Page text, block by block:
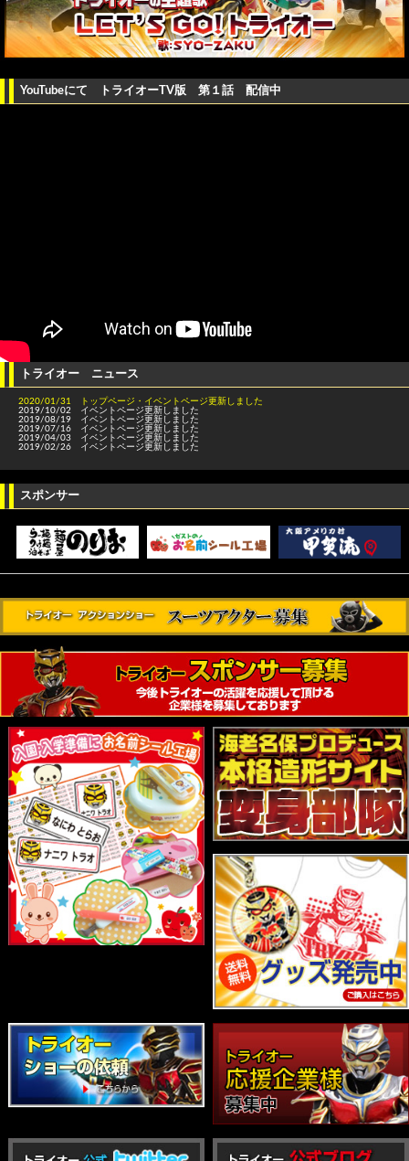
YouTubeにて トライオーTV版 第１話 配信中
トライオー ニュース
2020/01/31 トップページ・イベントページ更新しました
2019/10/02 イベントページ更新しました
2019/08/19 イベントページ更新しました
2019/07/16 イベントページ更新しました
2019/04/03 イベントページ更新しました
2019/02/26 イベントページ更新しました
スポンサー